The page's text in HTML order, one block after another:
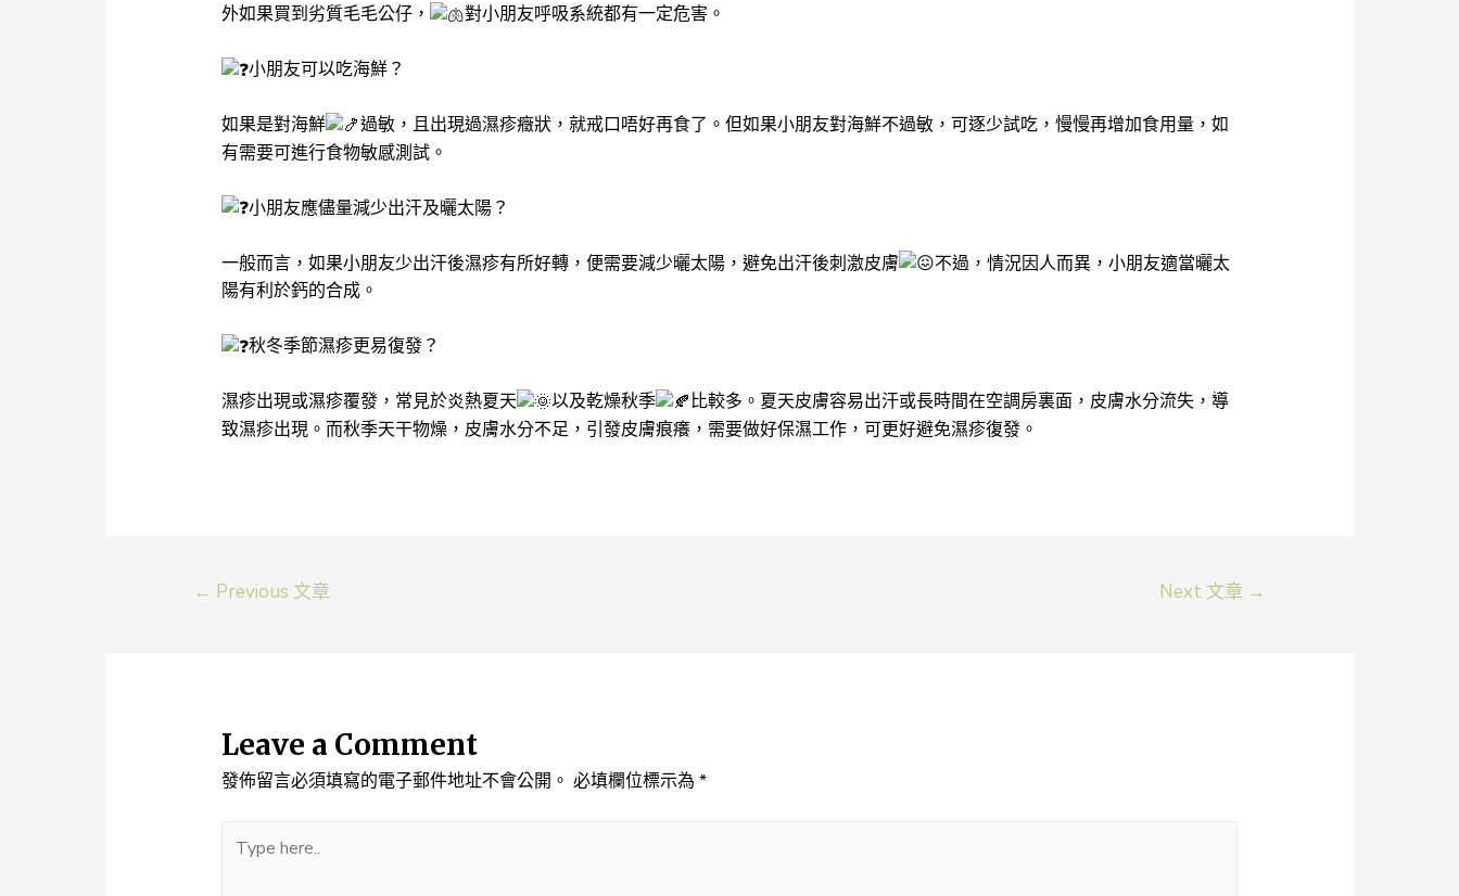
外如果買到劣質毛毛公仔，
對小朋友呼吸系統都有一定危害。
小朋友可以吃海鮮？
如果是對海鮮
過敏，且出現過濕疹癥狀，就戒口唔好再食了。但如果小朋友對海鮮不過敏，可逐少試吃，慢慢再增加食用量，如
有需要可進行食物敏感測試。
小朋友應儘量減少出汗及曬太陽？
一般而言，如果小朋友少出汗後濕疹有所好轉，便需要減少曬太陽，避免出汗後刺激皮膚
不過，情況因人而異，小朋友適當曬太
陽有利於鈣的合成。
秋冬季節濕疹更易復發？
濕疹出現或濕疹覆發，常見於炎熱夏天 以及乾燥秋季
比較多。夏天皮膚容易出汗或長時間在空調房裏面，皮膚水分流失，導
致濕疹出現。而秋季天干物燥，皮膚水分不足，引發皮膚痕癢，需要做好保濕工作，可更好避免濕疹復發。
文← Previous 文章 Next 文章 →
Leave a Comment
發佈留言必須填寫的電子郵件地址不會公開。 必填欄位標示為 *
here..